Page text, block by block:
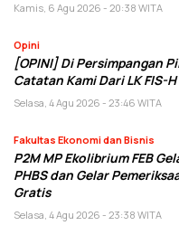
Kamis, 6 Agu 2026 - 20:38 WITA
Opini
[OPINI] Di Persimpangan
Catatan Kami Dari LK FIS-H
Selasa, 4 Agu 2026 - 23:46 WITA
Fakultas Ekonomi dan Bisnis
P2M MP Ekolibrium FEB
PHBS dan Gelar
Gratis
Selasa, 4 Agu 2026 - 23:38 WITA